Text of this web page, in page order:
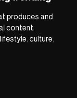
produces and
content,
culture,